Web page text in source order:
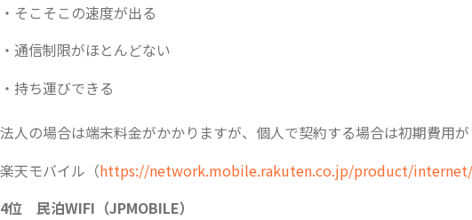
・そこそこの速度が出る
・通信制限がほとんどない
・持ち運びできる
法人の場合は端末料金がかかりますが、個人で契約する場合は初期費用が
楽天モバイル（https://network.mobile.rakuten.co.jp/product/
4位 民泊WIFI（JPMOBILE）